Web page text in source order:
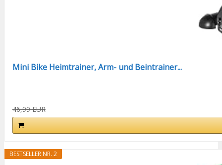
Mini Bike Heimtrainer, Arm- und Beintrainer...
46,99 EUR
BESTSELLER NR. 2